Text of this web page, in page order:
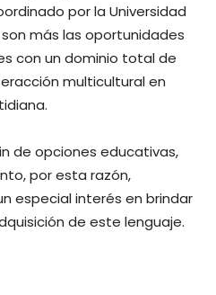
por la Universidad
más las oportunidades
con un dominio total de
multicultural en
de opciones educativas,
por esta razón,
especial interés en brindar
de este lenguaje.